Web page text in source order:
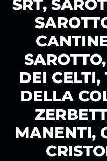
SRT,
DEI CELTI,
DELLA
MANENTI,